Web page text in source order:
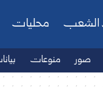
محليات
صور منوعات